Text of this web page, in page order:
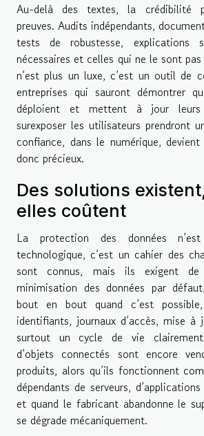
Au-delà des textes, la crédibilité
preuves. Audits indépendants,
tests de robustesse, explications
nécessaires et celles qui ne le sont
n’est plus un luxe, c’est un outil de
entreprises qui sauront démontrer
déploient et mettent à jour leurs
surexposer les utilisateurs prendront
confiance, dans le numérique,
donc précieux.
Des solutions
elles coûtent
La protection des données
technologique, c’est un cahier des
sont connus, mais ils exigent
minimisation des données par
bout en bout quand c’est
identifiants, journaux d’accès, mise à
surtout un cycle de vie
d’objets connectés sont encore
produits, alors qu’ils fonctionnent
dépendants de serveurs,
et quand le fabricant abandonne le
se dégrade mécaniquement.